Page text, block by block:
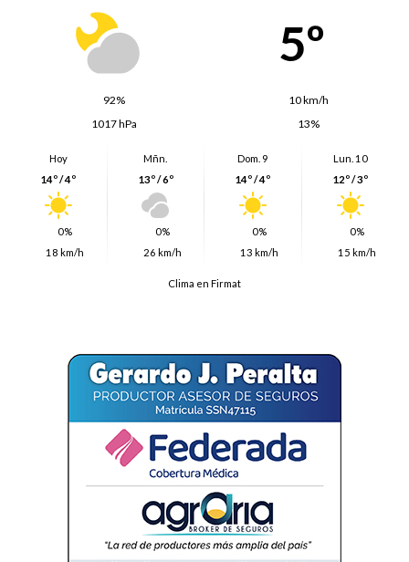
5º
92%
10 km/h
1017 hPa
13%
Hoy
14º / 4º
0%
18 km/h
Mñn.
13º / 6º
0%
26 km/h
Dom. 9
14º / 4º
0%
13 km/h
Lun. 10
12º / 3º
0%
15 km/h
Clima en Firmat